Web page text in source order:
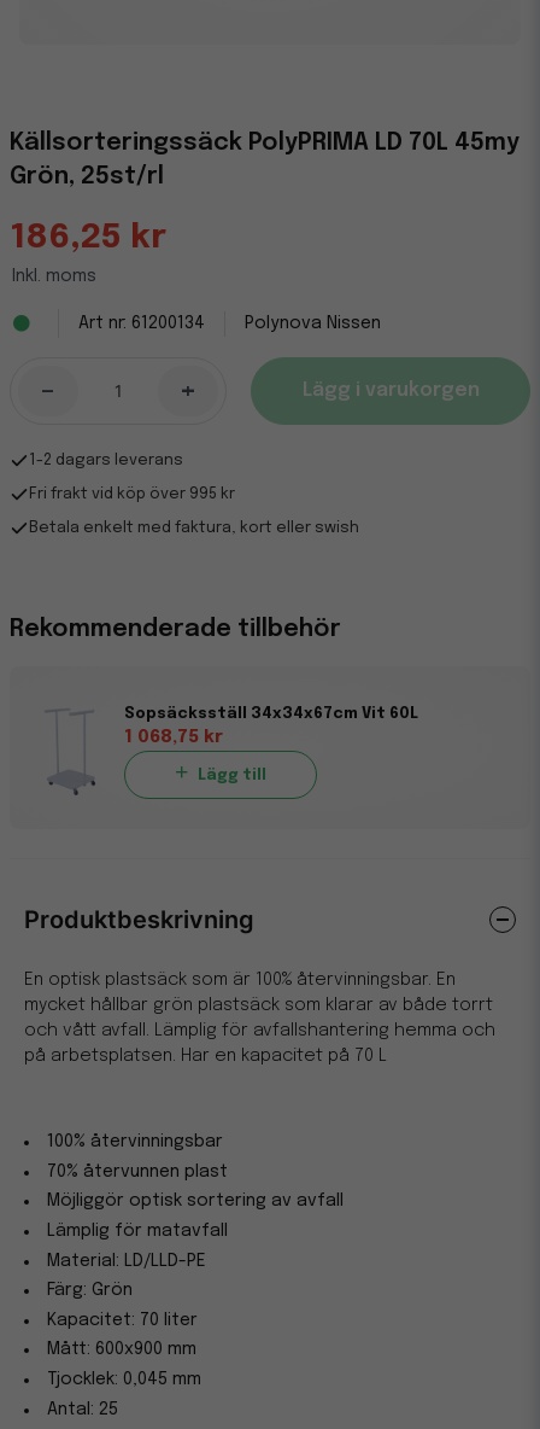
Källsorteringssäck PolyPRIMA LD 70L 45my
Grön, 25st/rl
186,25 kr
Inkl. moms
61200134 Polynova Nissen
- + Lägg i varukorgen
1-2 dagars leverans
Fri frakt vid köp över 995 kr
Betala enkelt med faktura, kort eller swish
Rekommenderade tillbehör
Sopsäcksställ 34x34x67cm Vit 60L
1 068,75 kr
Lägg till
Produktbeskrivning
En optisk plastsäck som är 100% återvinningsbar. En
mycket hållbar grön plastsäck som klarar av både torrt
och vått avfall. Lämplig för avfallshantering hemma och
på arbetsplatsen. Har en kapacitet på 70 L
100% återvinningsbar
70% återvunnen plast
Möjliggör optisk sortering av avfall
Lämplig för matavfall
Material: LD/LLD-PE
Färg: Grön
Kapacitet: 70 liter
Mått: 600x900 mm
Tjocklek: 0,045 mm
Antal: 25